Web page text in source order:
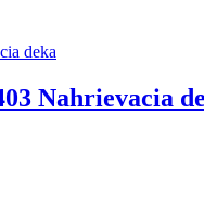
Nahrievacia